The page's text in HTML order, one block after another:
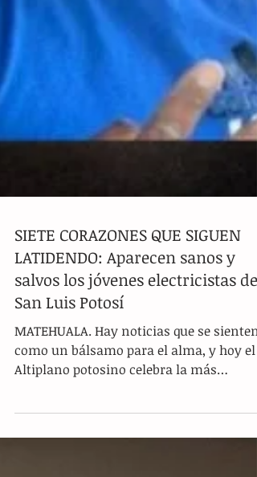
SIETE CORAZONES QUE SIGUEN
LATIDENDO: Aparecen sanos y
salvos los jóvenes electricistas de
San Luis Potosí
MATEHUALA. Hay noticias que se sienten
como un bálsamo para el alma, y hoy el
angustia que parecía no tener fin, los